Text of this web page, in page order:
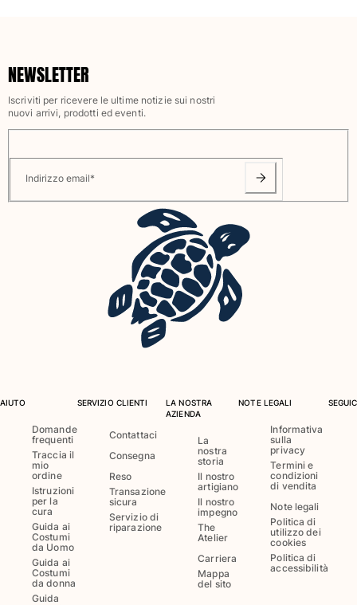
T-shirt
Pantaloni
Camicie
Felpe
Vedi tutti i Abbigliamento
Costumi da bagno
Costumi Interi
Vedi tutti i Costumi da bagno
Abbigliamento
Pantaloncini
Felpe
T-shirt
Vedi tutti i Abbigliamento
Neonato
NEWSLETTER
Iscriviti per ricevere le ultime notizie sui nostri
nuovi arrivi, prodotti ed eventi.
Indirizzo email*
AIUTO
Domande
frequenti
Traccia il
mio
ordine
Istruzioni
per la
cura
Guida ai
Costumi
da Uomo
Guida ai
Costumi
da donna
Guida
SERVIZIO CLIENTI
Contattaci
Consegna
Reso
Transazione
sicura
Servizio di
riparazione
LA NOSTRA
AZIENDA
La
nostra
storia
Il nostro
artigiano
Il nostro
impegno
The
Atelier
Carriera
Mappa
del sito
NOTE LEGALI
Informativa
sulla
privacy
Termini e
condizioni
di vendita
Note legali
Politica di
utilizzo dei
cookies
Politica di
accessibilità